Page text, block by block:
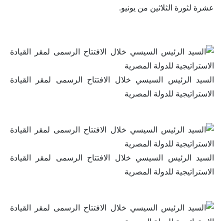
عشرة لثورة الثلاثين من يونيو.
السيد الرئيس السيسي خلال الافتتاح الرسمى لمقر القيادة
الاستراتيجية للدولة المصرية
السيد الرئيس السيسي خلال الافتتاح الرسمى لمقر القيادة
الاستراتيجية للدولة المصرية